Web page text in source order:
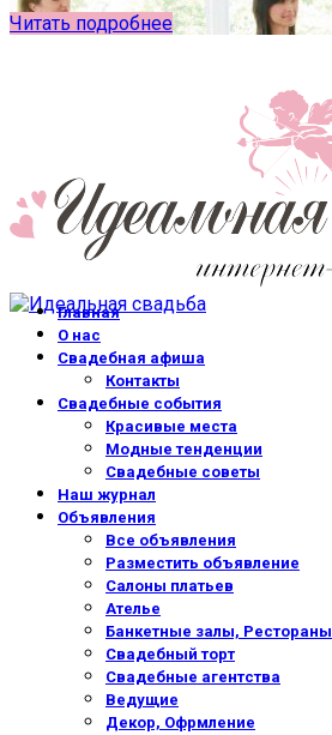
Читать подробнее
Главная
О нас
Свадебная афиша
Контакты
Свадебные события
Красивые места
Модные тенденции
Свадебные советы
Наш журнал
Объявления
Все объявления
Разместить объявление
Салоны платьев
Ателье
Банкетные залы, Рестораны
Свадебный торт
Свадебные агентства
Ведущие
Декор, Офрмление